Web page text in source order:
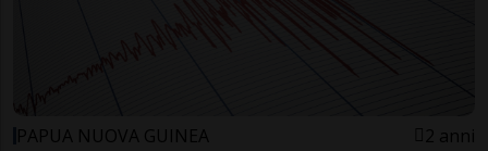
PAPUA NUOVA GUINEA 2 anni